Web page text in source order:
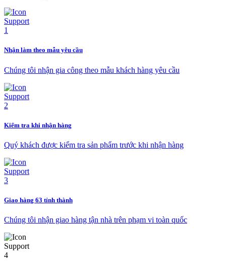
Nhận làm theo mẫu yêu cầu
Chúng tôi nhận gia công theo mẫu khách hàng yêu cầu
Kiểm tra khi nhận hàng
Quý khách được kiểm tra sản phẩm trước khi nhận hàng
Giao hàng 63 tỉnh thành
Chúng tôi nhận giao hàng tận nhà trên phạm vi toàn quốc